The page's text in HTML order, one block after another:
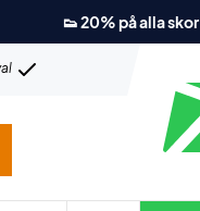
👟 20% på alla skor